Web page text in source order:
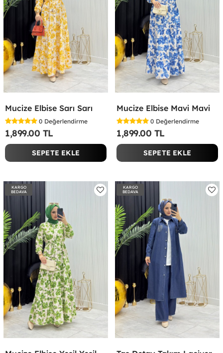
Mucize Elbise Sarı Sarı
0 Değerlendirme
1,899.00 TL
SEPETE EKLE
Mucize Elbise Mavi Mavi
0 Değerlendirme
1,899.00 TL
SEPETE EKLE
KARGO
BEDAVA
KARGO
BEDAVA